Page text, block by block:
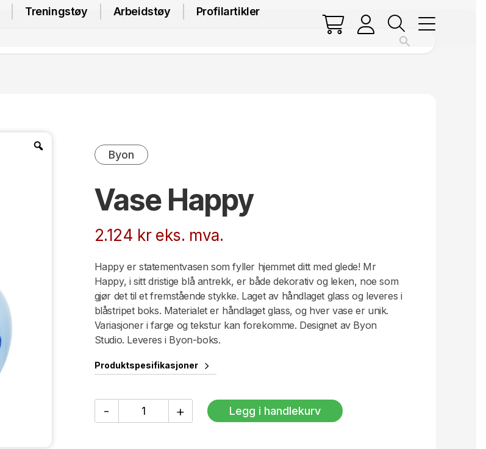
Treningstøy Arbeidstøy
Profilartikler
Byon
Vase Happy
2.124 kr eks. mva.
Happy er statementvasen som fyller hjemmet ditt med glede! Mr
Happy, i sitt dristige blå antrekk, er både dekorativ og leken, noe som
gjør det til et fremstående stykke. Laget av håndlaget glass og leveres i
blåstripet boks. Materialet er håndlaget glass, og hver vase er unik.
Variasjoner i farge og tekstur kan forekomme. Designet av Byon
Studio. Leveres i Byon-boks.
Produktspesifikasjoner
-
Happy
+ Legg i handlekurv